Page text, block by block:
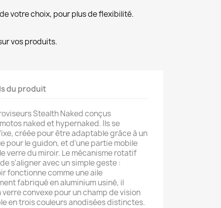
votre choix, pour plus de flexibilité.
vos produits.
du produit
Stealth Naked conçus
naked et hypernaked. Ils se
créée pour être adaptable grâce à un
pour le guidon, et d'une partie mobile
verre du miroir. Le mécanisme rotatif
s'aligner avec un simple geste :
fonctionne comme une aile
fabriqué en aluminium usiné, il
convexe pour un champ de vision
en trois couleurs anodisées distinctes.